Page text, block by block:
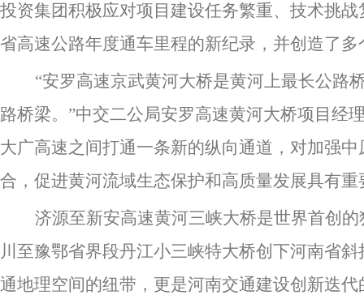
投资集团积极应对项目建设任务繁重、技术挑
省高速公路年度通车里程的新纪录，并创造了多
“安罗高速京武黄河大桥是黄河上最长公路
路桥梁。”中交二公局安罗高速黄河大桥项目经
大广高速之间打通一条新的纵向通道，对加强
合，促进黄河流域生态保护和高质量发展具有重
济源至新安高速黄河三峡大桥是世界首创
川至豫鄂省界段丹江小三峡特大桥创下河南省
通地理空间的纽带，更是河南交通建设创新迭代